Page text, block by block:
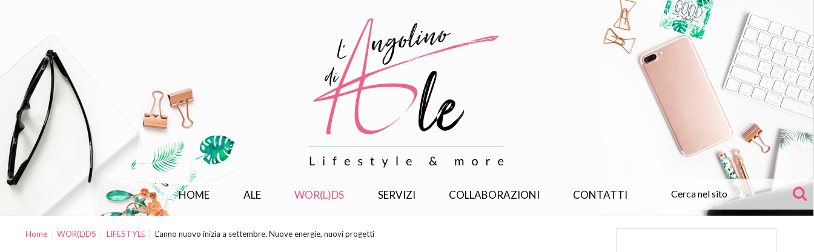
HOME ALE WOR(L)DS SERVIZI COLLABORAZIONI CONTATTI
Home WOR(L)DS LIFESTYLE L’anno nuovo inizia a settembre. Nuove energie, nuovi progetti